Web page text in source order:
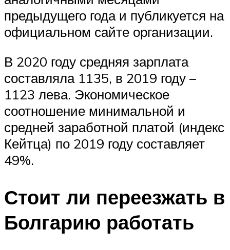
предыдущего года и публикуется на
официальном сайте организации.
В 2020 году средняя зарплата
составляла 1135, в 2019 году –
1123 лева. Экономическое
соотношение минимальной и
средней заработной платой (индекс
Кейтца) по 2019 году составляет
49%.
Стоит ли переезжать в
Болгарию работать